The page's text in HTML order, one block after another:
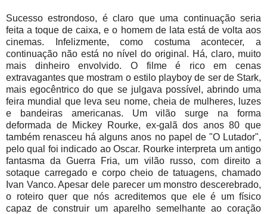
Sucesso estrondoso, é claro que uma continuação seria
feita a toque de caixa, e o homem de lata está de volta aos
cinemas. Infelizmente, como costuma acontecer, a
continuação não está no nível do original. Há, claro, muito
mais dinheiro envolvido. O filme é rico em cenas
extravagantes que mostram o estilo playboy de ser de Stark,
mais egocêntrico do que se julgava possível, abrindo uma
feira mundial que leva seu nome, cheia de mulheres, luzes
e bandeiras americanas. Um vilão surge na forma
deformada de Mickey Rourke, ex-galã dos anos 80 que
também renasceu há alguns anos no papel de "O Lutador",
pelo qual foi indicado ao Oscar. Rourke interpreta um antigo
fantasma da Guerra Fria, um vilão russo, com direito a
sotaque carregado e corpo cheio de tatuagens, chamado
Ivan Vanco. Apesar dele parecer um monstro descerebrado,
o roteiro quer que nós acreditemos que ele é um físico
capaz de construir um aparelho semelhante ao coração